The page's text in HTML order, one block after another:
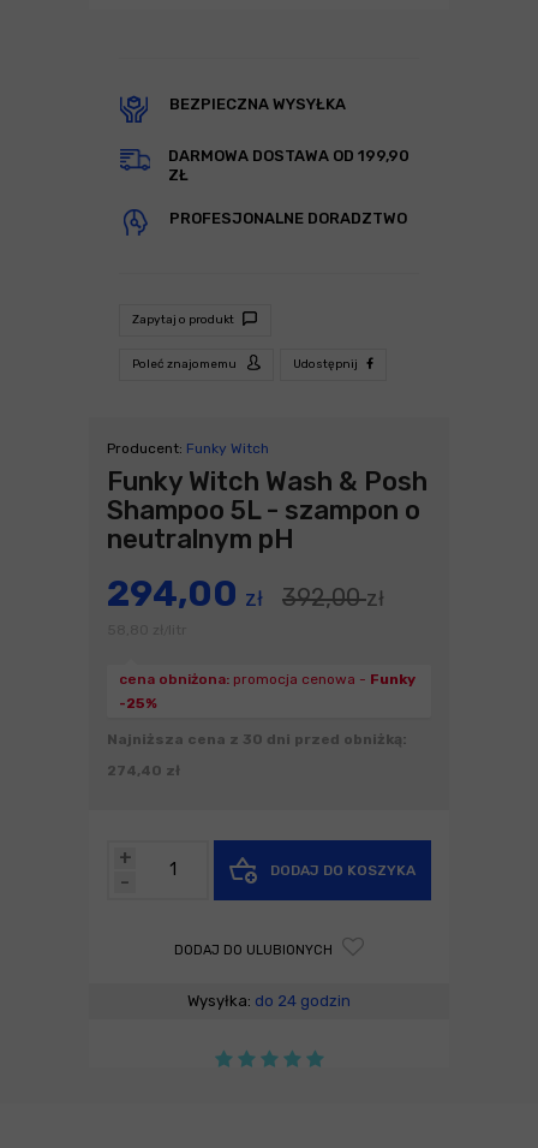
BEZPIECZNA WYSYŁKA
DARMOWA DOSTAWA OD 199,90
ZŁ
PROFESJONALNE DORADZTWO
Zapytaj o produkt
Poleć znajomemu Udostępnij
Producent: Funky Witch
Funky Witch Wash & Posh
Shampoo 5L - szampon o
neutralnym pH
294,00 zł 392,00zł
cena obniżona: promocja cenowa - Funky
-25%
Najniższa cena z 30 dni przed obniżką:
274,40 zł
-
+
DODAJ DO KOSZYKA
DODAJ DO ULUBIONYCH
Wysyłka: do 24 godzin